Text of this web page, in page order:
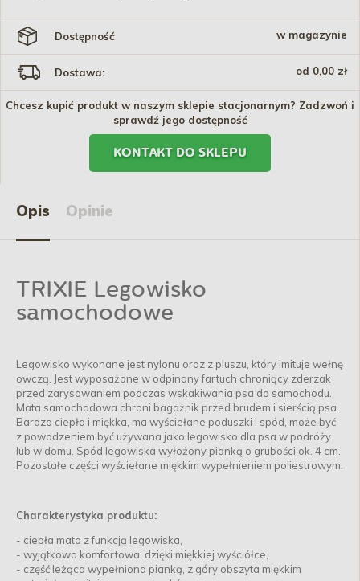
Dostępność w magazynie
Dostawa: od 0,00 zł
Chcesz kupić produkt w naszym sklepie stacjonarnym? Zadzwoń i
sprawdź jego dostępność
KONTAKT DO SKLEPU
Opis Opinie
TRIXIE Legowisko
samochodowe
Legowisko wykonane jest nylonu oraz z pluszu, który imituje wełnę
owczą. Jest wyposażone w odpinany fartuch chroniący zderzak
przed zarysowaniem podczas wskakiwania psa do samochodu.
Mata samochodowa chroni bagażnik przed brudem i sierścią psa.
Bardzo ciepła i miękka, ma wyściełane poduszki i spód, może być
z powodzeniem być używana jako legowisko dla psa w podróży
lub w domu. Spód legowiska wyłożony pianką o grubości ok. 4 cm.
Pozostałe części wyściełane miękkim wypełnieniem poliestrowym.
Charakterystyka produktu:
- ciepła mata z funkcją legowiska,
- wyjątkowo komfortowa, dzięki miękkiej wyściółce,
- część leżąca wypełniona pianką, z góry obszyta miękkim